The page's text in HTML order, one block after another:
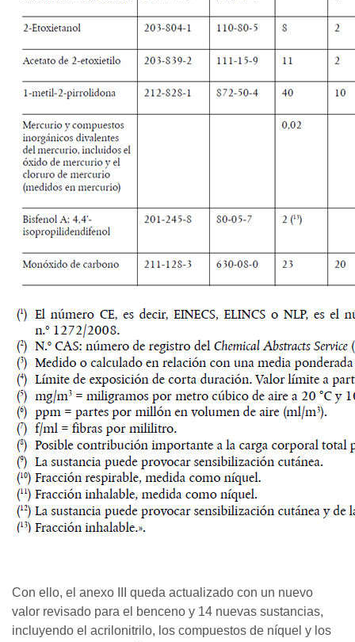
Con ello, el anexo III queda actualizado con un nuevo
valor revisado para el benceno y 14 nuevas sustancias,
incluyendo el acrilonitrilo, los compuestos de níquel y los